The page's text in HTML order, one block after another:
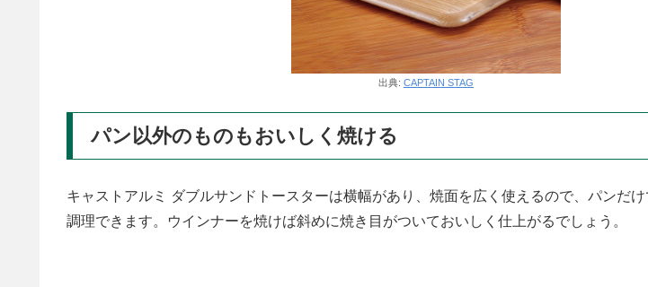
出典: CAPTAIN STAG
パン以外のものもおいしく焼ける
キャストアルミ ダブルサンドトースターは横幅があり、焼面を広く使えるので、パンだ
調理できます。ウインナーを焼けば斜めに焼き目がついておいしく仕上がるでしょう。